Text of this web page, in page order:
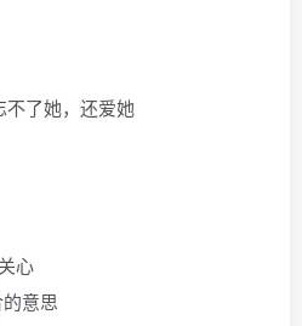
不了她，还爱她
心
意思